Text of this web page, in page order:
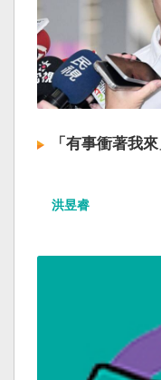
「有事衝著我
洪昱睿